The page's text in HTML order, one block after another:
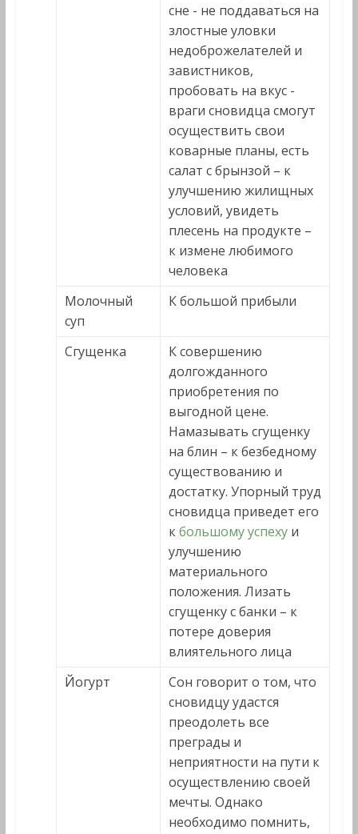
сне - не поддаваться на
злостные уловки
недоброжелателей и
завистников,
пробовать на вкус -
враги сновидца смогут
осуществить свои
коварные планы, есть
салат с брынзой – к
улучшению жилищных
условий, увидеть
плесень на продукте –
к измене любимого
человека
Молочный
суп
К большой прибыли
Сгущенка
К совершению
долгожданного
приобретения по
выгодной цене.
Намазывать сгущенку
на блин – к безбедному
существованию и
достатку. Упорный труд
сновидца приведет его
кбольшому успеху и
улучшению
материального
положения. Лизать
сгущенку с банки – к
потере доверия
влиятельного лица
Йогурт
Сон говорит о том, что
сновидцу удастся
преодолеть все
преграды и
неприятности на пути к
осуществлению своей
мечты. Однако
необходимо помнить,